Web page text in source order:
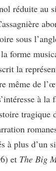
réduite au
sous
forme
la
même de
à la
tragique
à plus d’un
et The Big